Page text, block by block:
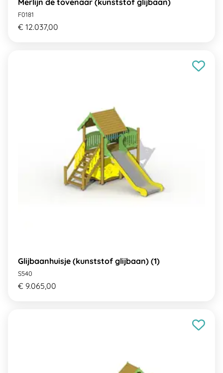
Merlijn de tovenaar (kunststof glijbaan)
F0181
€ 12.037,00
Glijbaanhuisje (kunststof glijbaan) (1)
S540
€ 9.065,00